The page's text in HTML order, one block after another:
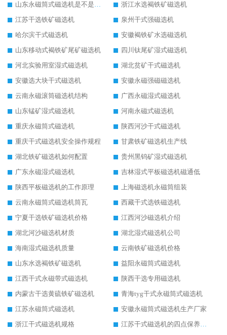
山东永磁筒式磁选机是不是强磁
浙江水选褐铁矿磁选机
江苏干选铁矿磁选机
泉州干式强磁选机
哈尔滨干式磁选机
安徽褐铁矿水选磁选机
山东移动式褐铁矿尾矿磁选机
四川钛尾矿湿式磁选机
河北实验用室湿式磁选机
湖北贫矿干式磁选机
安徽选大块干式磁选机
安徽永磁强磁磁选机
云南永磁滚筒磁选机结构
广西永磁湿式磁选机
山东锰矿湿式磁选机
河南永磁式磁选机
重庆永磁筒式磁选机
陕西河沙干式磁选机
重庆干式磁选机安全操作规程
甘肃铁矿磁选机生产线
湖北铁矿磁选机如何配置
贵州黑钨矿湿式磁选机
广东永磁湿式磁选机
吉林湿式平板磁选机磁通低
陕西平板磁选机的工作原理
上海磁选机永磁筒组装
云南永磁筒式磁选机筒瓦
西藏干式选铁磁选机
宁夏干选铁矿磁选机价格
江西河沙磁选机介绍
湖北河沙磁选机材质
湖北湿式磁选机公司
海南湿式磁选机质量
云南铁矿磁选机价格
山东水选褐铁矿磁选机
益阳永磁筒式磁选机
江西干式永磁带式磁选机
陕西干选专用磁选机
内蒙古干选黄硫铁矿磁选机
青海tyg干式永磁筒式磁选机
江苏永磁筒式磁选机
安徽永磁筒式磁选机生产厂家
浙江干式磁选机规格
江苏干式磁选机的四点保养秘籍